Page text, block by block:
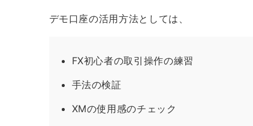
デモ口座の活用方法としては、
FX初心者の取引操作の練習
手法の検証
XMの使用感のチェック